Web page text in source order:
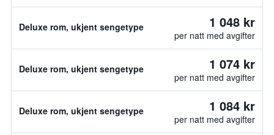
Deluxe rom, ukjent sengetype 1 048 kr
per natt med avgifter
Deluxe rom, ukjent sengetype 1 074 kr
per natt med avgifter
Deluxe rom, ukjent sengetype 1 084 kr
per natt med avgifter